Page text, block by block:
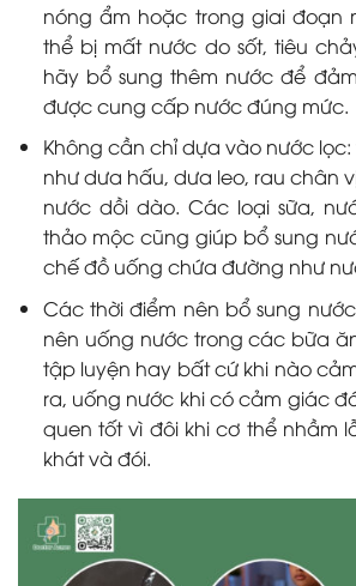
nóng ẩm hoặc trong giai đoạn
thể bị mất nước do sốt, tiêu
hãy bổ sung thêm nước để
được cung cấp nước đúng mức.
Không cần chỉ dựa vào nước
như dưa hấu, dưa leo, rau chân
nước dồi dào. Các loại sữa,
thảo mộc cũng giúp bổ sung
chế đồ uống chứa đường như
Các thời điểm nên bổ sung
nên uống nước trong các bữa
tập luyện hay bất cứ khi nào
ra, uống nước khi có cảm giác
quen tốt vì đôi khi cơ thể nhầm
khát và đói.